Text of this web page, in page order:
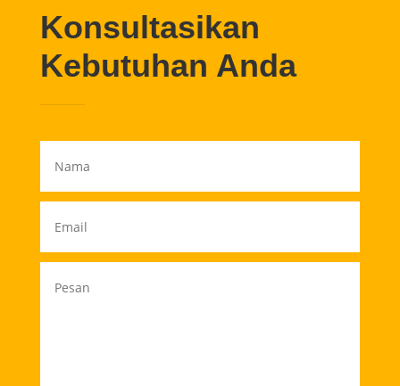
Konsultasikan
Kebutuhan Anda